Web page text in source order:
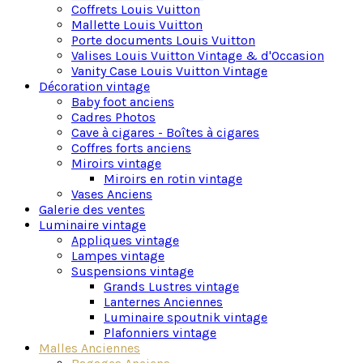
d’appoint ou même en pièces maîtresses
décoratives.
En résumé, une malle de rangement vintage incarne
l’union entre le charme du passé et la fonctionnalité
moderne. Ces malles ajoutent une dimension
esthétique à la fois nostalgique et pratique à
l’organisation de l’espace de vie, offrant aux
amateurs de vintage une option unique et stylisée
pour le rangement domestique.
Coffrets Louis Vuitton
Mallette Louis Vuitton
Porte documents Louis Vuitton
Valises Louis Vuitton Vintage & d'Occasion
Vanity Case Louis Vuitton Vintage
Décoration vintage
Baby foot anciens
Cadres Photos
Cave à cigares - Boîtes à cigares
Coffres forts anciens
Miroirs vintage
Miroirs en rotin vintage
Vases Anciens
Galerie des ventes
Luminaire vintage
Appliques vintage
Lampes vintage
Suspensions vintage
Grands Lustres vintage
Lanternes Anciennes
Luminaire spoutnik vintage
Plafonniers vintage
Malles Anciennes